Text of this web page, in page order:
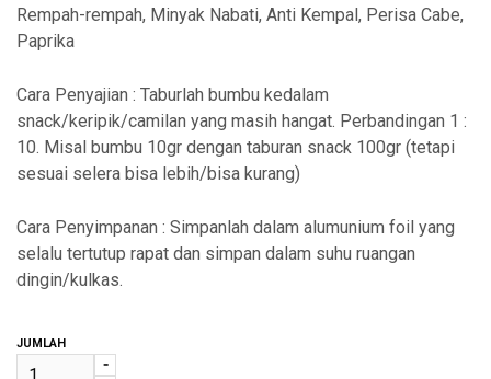
Rempah-rempah, Minyak Nabati, Anti Kempal, Perisa Cabe,
Paprika
Cara Penyajian : Taburlah bumbu kedalam
snack/keripik/camilan yang masih hangat. Perbandingan 1 :
10. Misal bumbu 10gr dengan taburan snack 100gr (tetapi
sesuai selera bisa lebih/bisa kurang)
Cara Penyimpanan : Simpanlah dalam alumunium foil yang
selalu tertutup rapat dan simpan dalam suhu ruangan
dingin/kulkas.
JUMLAH
-